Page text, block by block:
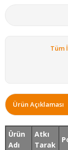
Tüm
Ürün Açıklaması
Ürün
Adı
Atkı
Tarak